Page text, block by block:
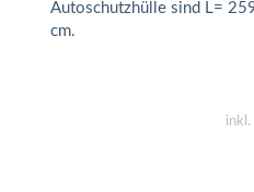
Autoschutzhülle sind L=
cm.
inkl.